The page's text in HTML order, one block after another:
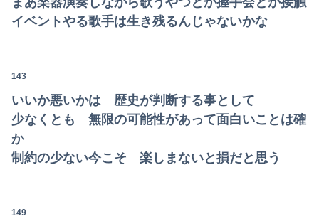
イベントやる歌手は生き残るんじゃないかな
143
いいか悪いかは 歴史が判断する事として
少なくとも 無限の可能性があって面白いことは確
か
制約の少ない今こそ 楽しまないと損だと思う
149